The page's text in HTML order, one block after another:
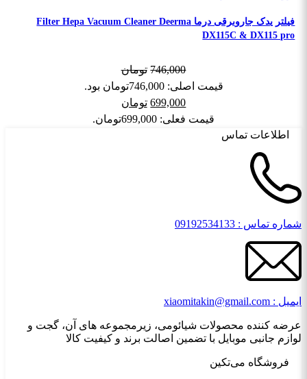
فیلتر یدک جاروبرقی درما Filter Hepa Vacuum Cleaner Deerma
DX115C & DX115 pro
746,000 تومان
قیمت اصلی: 746,000تومان بود.
699,000 تومان
قیمت فعلی: 699,000تومان.
اطلاعات تماس
شماره تماس : 09192534133
ایمیل : xiaomitakin@gmail.com
عرضه کننده محصولات شیائومی، زیرمجموعه های آن، گجت و
لوازم جانبی موبایل با تضمین اصالت برند و کیفیت کالا
فروشگاه می‌تکین